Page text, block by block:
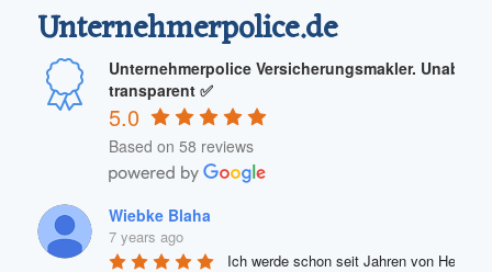
Unternehmerpolice.de
Unternehmerpolice Versicherungsmakler.
transparent ✅
5.0
Based on 58 reviews
Wiebke Blaha
7 years ago
Ich werde schon seit Jahren von Herrn